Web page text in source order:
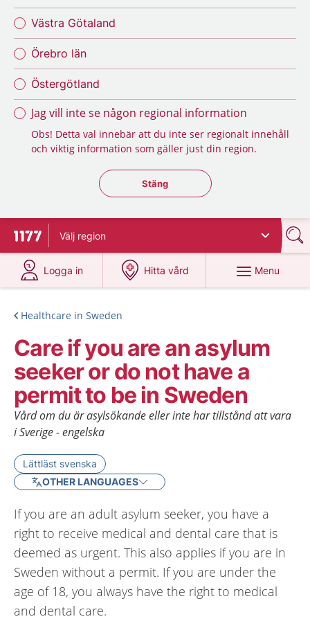
Västra Götaland
Örebro län
Östergötland
Jag vill inte se någon regional information
Obs! Detta val innebär att du inte ser regionalt innehåll
och viktig information som gäller just din region.
Stäng regionsväljaren
Stäng
To start page for 1177
Välj region
Logga in
at 1177.se
Hitta vård
at 1177.se
Menu
Healthcare in Sweden
Care if you are an asylum
seeker or do not have a
permit to be in Sweden
Vård om du är asylsökande eller inte har tillstånd att vara
i Sverige - engelska
Lättläst svenska
OTHER LANGUAGES
If you are an adult asylum seeker, you have a
right to receive medical and dental care that is
deemed as urgent. This also applies if you are in
Sweden without a permit. If you are under the
age of 18, you always have the right to medical
and dental care.